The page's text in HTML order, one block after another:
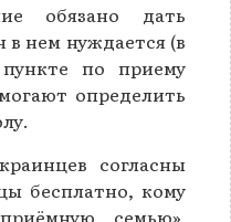
обязано дать
нем нуждается (в
по приему
определить
согласны
бесплатно, кому
семью»,